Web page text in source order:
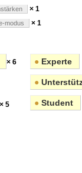
× 1
modus × 1
× 6
× 5
● Experte
●
● Student